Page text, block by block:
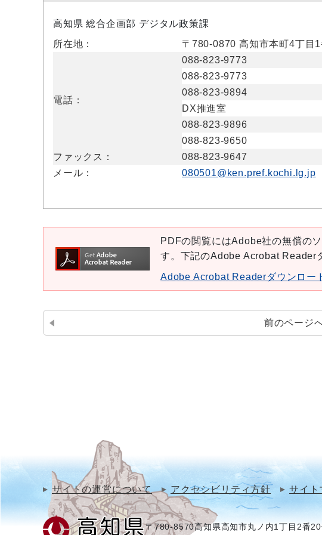
高知県 総合企画部 デジタル政策課
所在地：
〒780-0870 高知市本町4丁目
電話：
088-823-9773
088-823-9773
088-823-9894
DX推進室
088-823-9896
088-823-9650
ファックス：
088-823-9647
メール：
080501@ken.pref.kochi.lg.jp
PDFの閲覧にはAdobe社の無償の
す。下記のAdobe Acrobat Reader
Adobe Acrobat Readerダウンロー
前のページ
サイトの運営について アクセシビリティ方針 サイト
〒780-8570高知県高知市丸ノ内1丁目2番